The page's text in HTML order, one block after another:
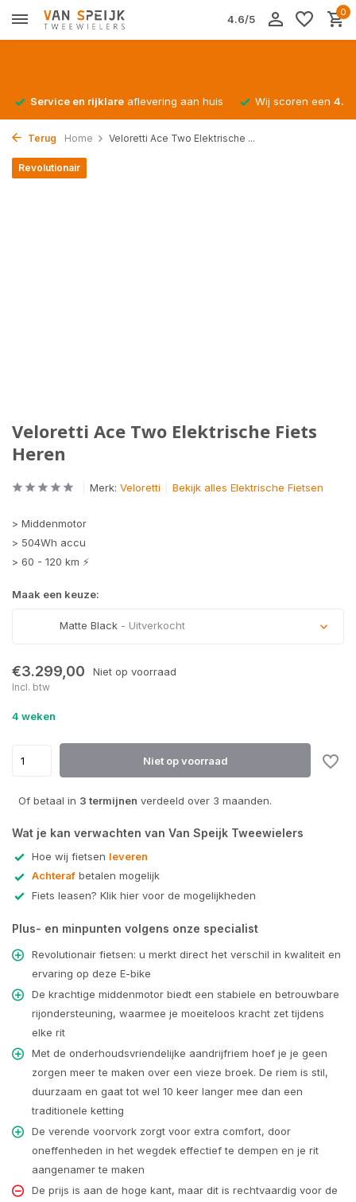
4.6/5
0
Service en rijklare aflevering aan huis Wij scoren een
Terug Home Veloretti Ace Two Elektrische ...
Veloretti Ace Two Elektrische Fiets
Heren
Revolutionair
Merk: Veloretti Bekijk alles Elektrische Fietsen
> Middenmotor
> 504Wh accu
> 60 - 120 km ⚡
Maak een keuze:
Matte Black - Uitverkocht
Uitverkocht
€3.299,00 Niet op voorraad
Incl. btw
4 weken
Niet op voorraad
Of betaal in 3 termijnen verdeeld over 3 maanden.
Wat je kan verwachten van Van Speijk Tweewielers
Hoe wij fietsen leveren
Achteraf betalen mogelijk
Fiets leasen? Klik hier voor de mogelijkheden
Plus- en minpunten volgens onze specialist
Revolutionair fietsen: u merkt direct het verschil in kwaliteit en
ervaring op deze E-bike
De krachtige middenmotor biedt een stabiele en betrouwbare
rijondersteuning, waarmee je moeiteloos kracht zet tijdens
elke rit
Met de onderhoudsvriendelijke aandrijfriem hoef je je geen
zorgen meer te maken over een vieze broek. De riem is stil,
duurzaam en gaat tot wel 10 keer langer mee dan een
traditionele ketting
De verende voorvork zorgt voor extra comfort, door
oneffenheden in het wegdek effectief te dempen en je rit
aangenamer te maken
De prijs is aan de hoge kant, maar dit is rechtvaardig voor de